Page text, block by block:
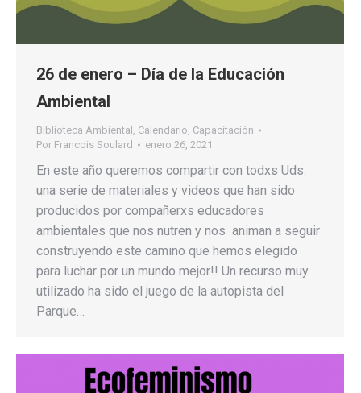
26 de enero – Día de la Educación
Ambiental
Biblioteca Ambiental , Calendario, Capacitación
Por Francois Soulard enero 26, 2021
En este año queremos compartir con todxs Uds.
una serie de materiales y videos que han sido
producidos por compañerxs educadores
ambientales que nos nutren y nos animan a seguir
construyendo este camino que hemos elegido
para luchar por un mundo mejor!! Un recurso muy
utilizado ha sido el juego de la autopista del
Parque…